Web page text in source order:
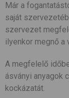
Már a
saját
szervezet
ilyenkor megnő a
A megfelelő
ásványi anyagok
kockázatát.